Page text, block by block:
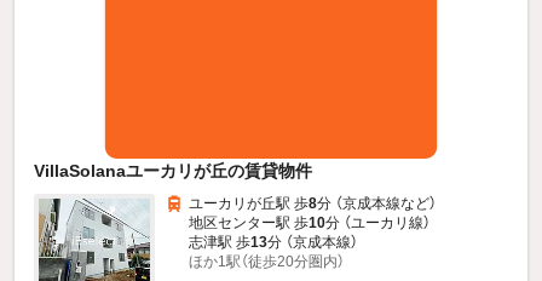
VillaSolanaユーカリが丘の賃貸物件
ユーカリが丘駅 歩8分 （京成本線など）
地区センター駅 歩10分 （ユーカリ線）
志津駅 歩13分 （京成本線）
ほか1駅（徒歩20分圏内）